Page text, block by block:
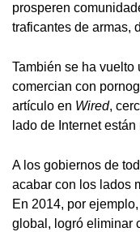
prosperen
traficantes de armas,
También se ha
comercian con
artículo en Wired,
lado de Internet
A los gobiernos de
acabar con los lados
En 2014, por
global, logró eliminar